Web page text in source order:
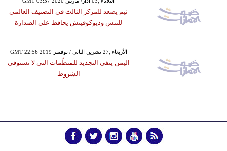
ثيم يصعد للمركز الثالث في التصنيف العالمي
للتنس وديوكوفيتش يحافظ على الصدارة
GMT 22:56 2019 الأربعاء ,27 تشرين الثاني / نوفمبر
اليمن ينفي التجديد للمنظّمات التي لا تستوفي
الشروط